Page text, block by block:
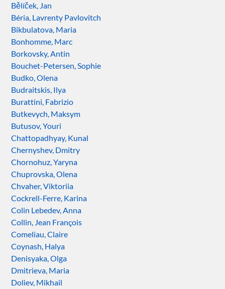
Bělíček, Jan
Béria, Lavrenty Pavlovitch
Bikbulatova, Maria
Bonhomme, Marc
Borkovsky, Antin
Bouchet-Petersen, Sophie
Budko, Olena
Budraitskis, Ilya
Burattini, Fabrizio
Butkevych, Maksym
Butusov, Youri
Chattopadhyay, Kunal
Chernyshev, Dmitry
Chornohuz, Yaryna
Chuprovska, Olena
Chvaher, Viktoriia
Cockrell-Ferre, Karina
Colin Lebedev, Anna
Collin, Jean François
Comeliau, Claire
Coynash, Halya
Denisyaka, Olga
Dmitrieva, Maria
Doliev, Mikhail